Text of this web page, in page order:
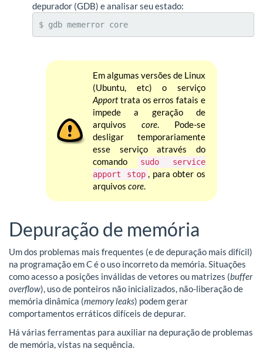
depurador (GDB) e analisar seu estado:
$ gdb memerror core
Em algumas versões de Linux
(Ubuntu, etc) o serviço
Apporttrata os erros fatais e
impede a geração de
arquivos core. Pode-se
desligar temporariamente
esse serviço através do
comando
sudo service
apport stop , para obter os
arquivos core.
Depuração de memória
Um dos problemas mais frequentes (e de depuração mais difícil)
na programação em C é o uso incorreto da memória. Situações
como acesso a posições inválidas de vetores ou matrizes (buffer
overflow), uso de ponteiros não inicializados, não-liberação de
memória dinâmica (memory leaks) podem gerar
comportamentos erráticos difíceis de depurar.
Há várias ferramentas para auxiliar na depuração de problemas
de memória, vistas na sequência.